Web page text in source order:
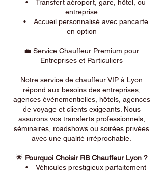
• Transfert aéroport, gare, hôtel, ou
entreprise
• Accueil personnalisé avec pancarte
en option
💼 Service Chauffeur Premium pour
Entreprises et Particuliers
Notre service de chauffeur VIP à Lyon
répond aux besoins des entreprises,
agences événementielles, hôtels, agences
de voyage et clients exigeants. Nous
assurons vos transferts professionnels,
séminaires, roadshows ou soirées privées
avec une qualité irréprochable.
🌟 Pourquoi Choisir RB Chauffeur Lyon ?
• Véhicules prestigieux parfaitement